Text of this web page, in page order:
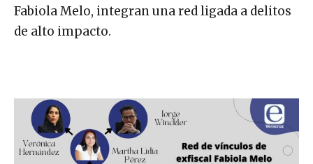
Fabiola Melo, integran una red ligada a delitos
de alto impacto.